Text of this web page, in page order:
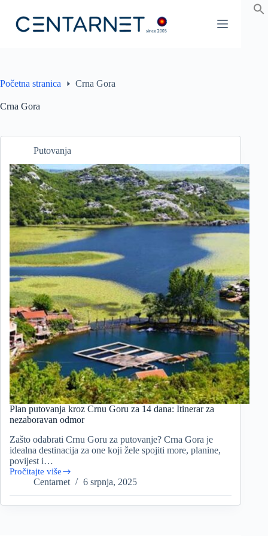
sadržaj
Početna stranica Crna Gora
Crna Gora
Putovanja
Plan putovanja kroz Crnu Goru za 14 dana: Itinerar za
nezaboravan odmor
Zašto odabrati Crnu Goru za putovanje? Crna Gora je
idealna destinacija za one koji žele spojiti more, planine,
povijest i…
Pročitajte više
Plan
putovanja
kroz
Crnu
Centarnet 6 srpnja, 2025